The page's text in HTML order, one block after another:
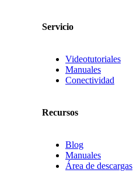
Servicio
Videotutoriales
Manuales
Conectividad
Recursos
Blog
Manuales
Área de descargas